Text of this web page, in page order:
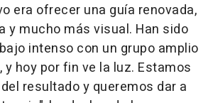
era ofrecer una guía renovada,
y mucho más visual. Han sido
intenso con un grupo amplio
y hoy por fin ve la luz. Estamos
resultado y queremos dar a